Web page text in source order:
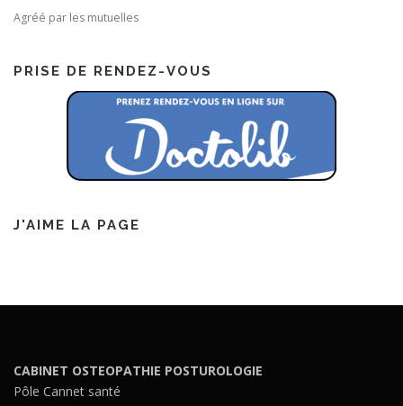
Agréé par les mutuelles
PRISE DE RENDEZ-VOUS
J'AIME LA PAGE
CABINET OSTEOPATHIE POSTUROLOGIE
Pôle Cannet santé